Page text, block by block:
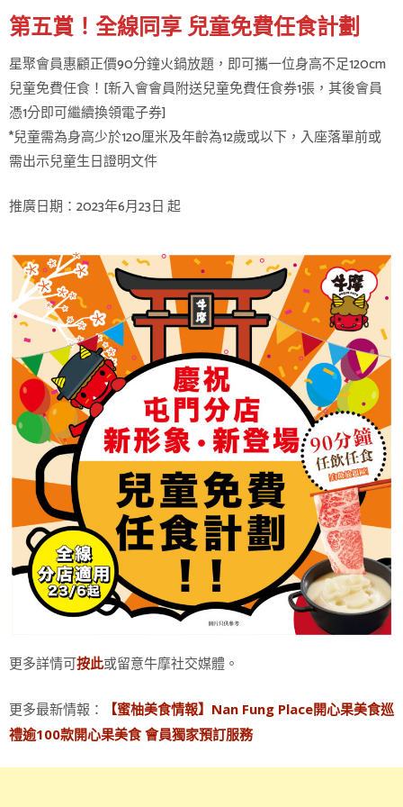
第五賞！全線同享 兒童免費任食計劃
星聚會員惠顧正價90分鐘火鍋放題，即可攜一位身高不足120cm
兒童免費任食！[新入會會員附送兒童免費任食券1張，其後會員
憑1分即可繼續換領電子券]
*兒童需為身高少於120厘米及年齡為12歲或以下，入座落單前或
需出示兒童生日證明文件
推廣日期：2023年6月23日 起
更多詳情可按此或留意牛摩社交媒體。
更多最新情報：
【蜜柚美食情報】Nan Fung Place開心果美食巡
禮逾100款開心果美食 會員獨家預訂服務